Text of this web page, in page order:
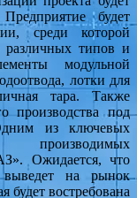
будет
среди которой
различных типов и
модульной
лотки для
тара. Также
производства под
из ключевых
производимых
Ожидается, что
выведет на рынок
востребована